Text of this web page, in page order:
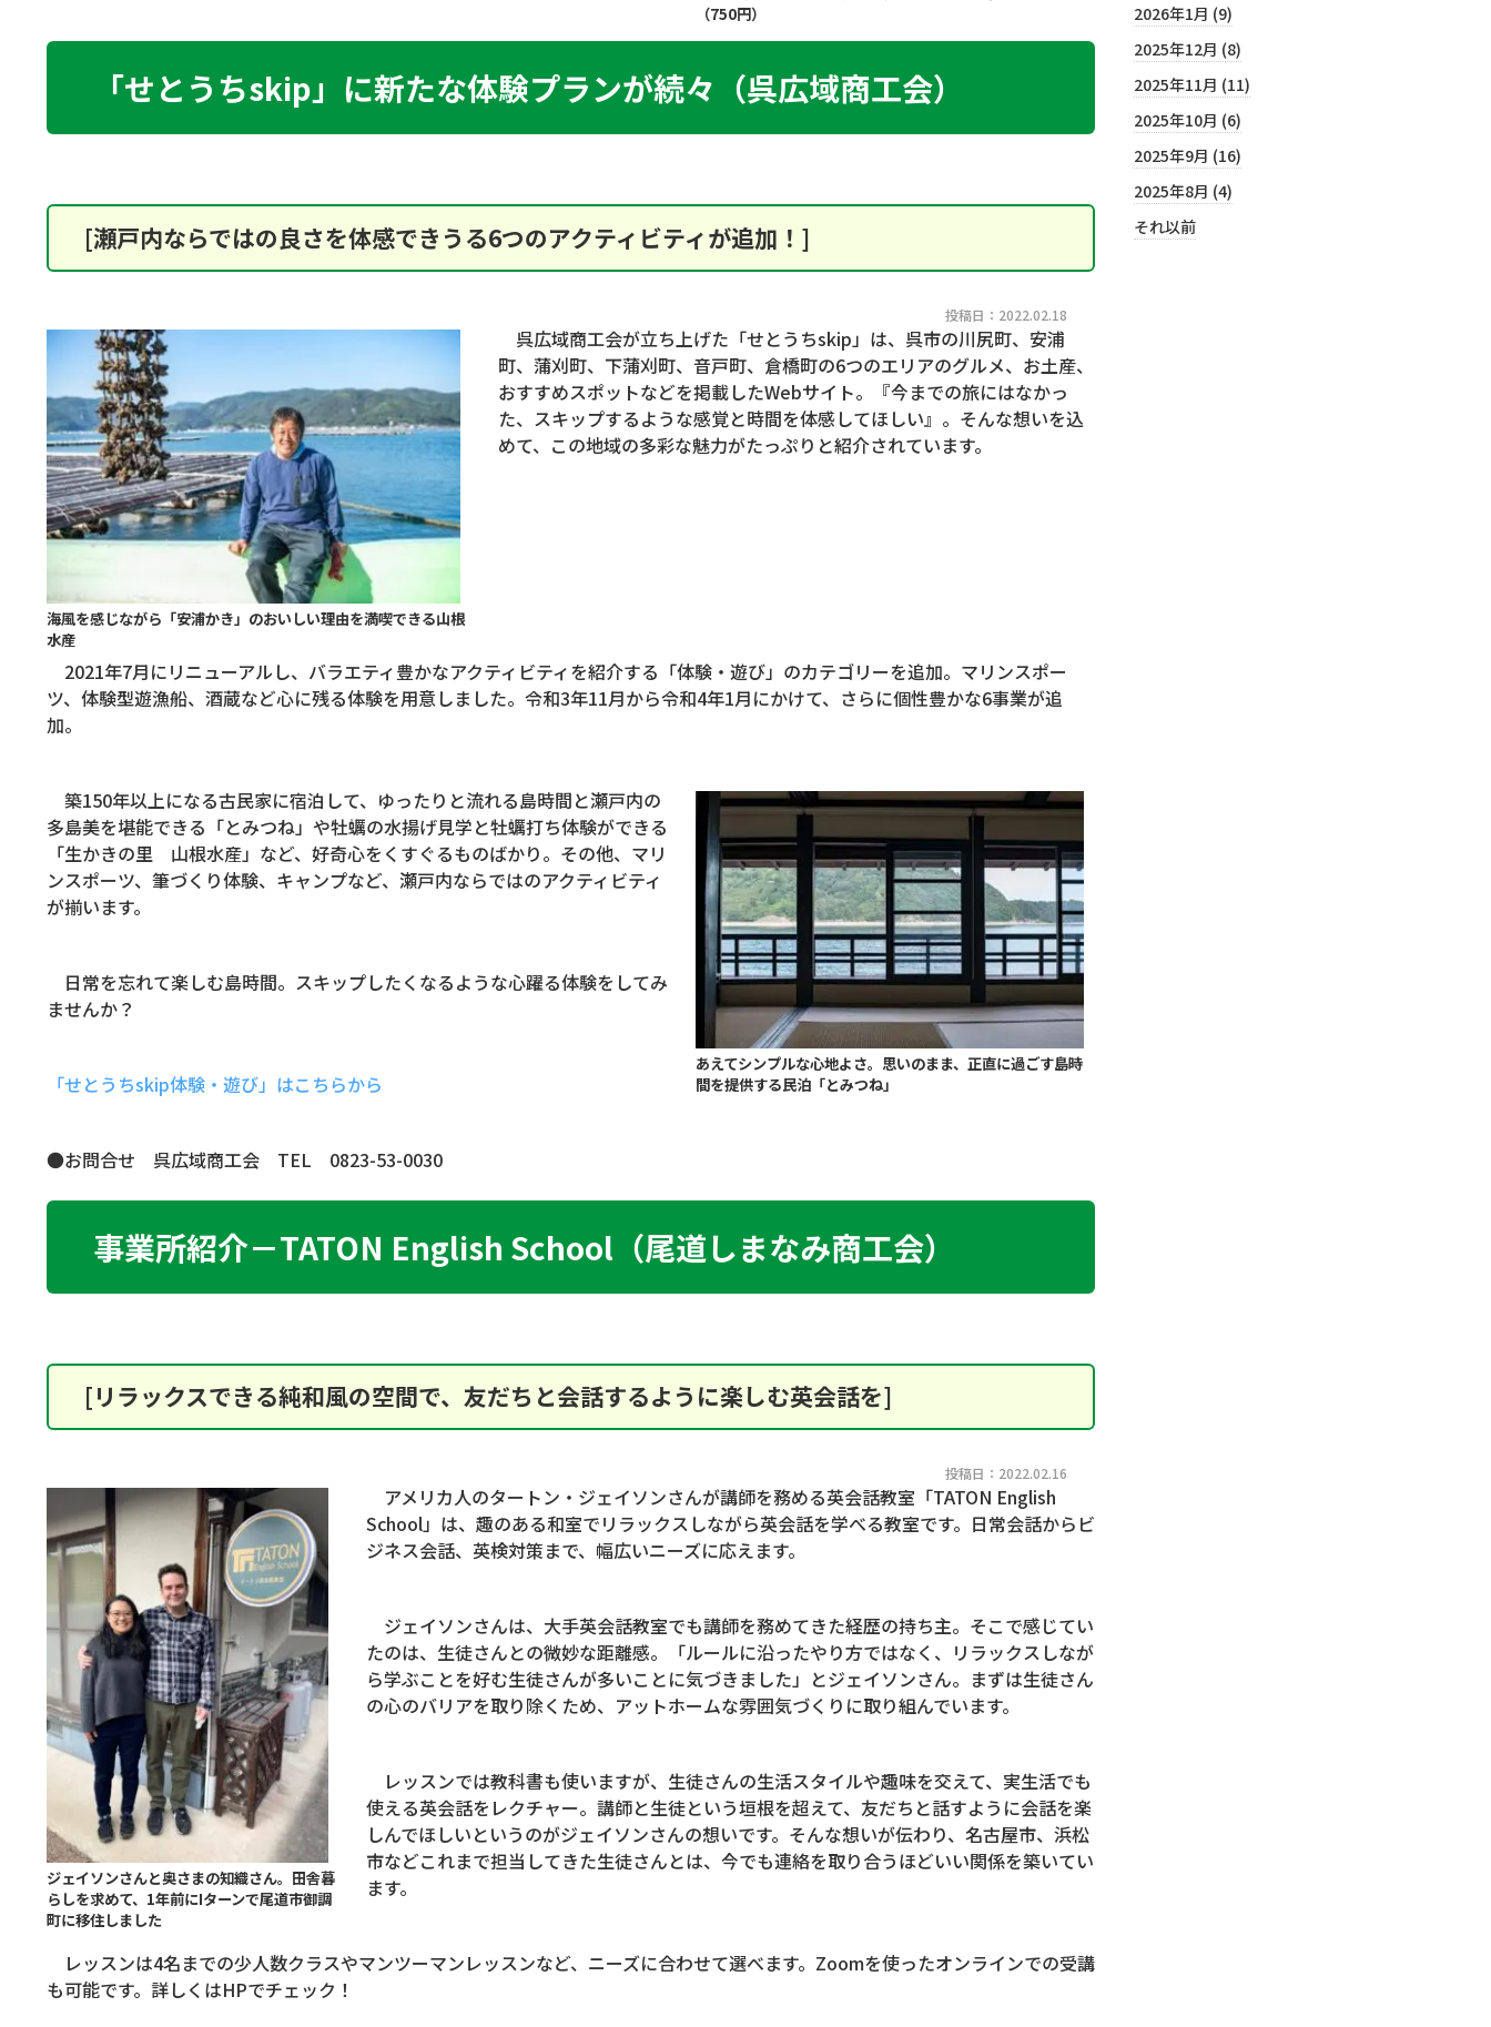
（750円）
「せとうちskip」に新たな体験プランが続々（呉広域商工会）
[瀬戸内ならではの良さを体感できうる6つのアクティビティが追加！]
投稿日：2022.02.18
海風を感じながら「安浦かき」のおいしい理由を満喫できる山根
水産
呉広域商工会が立ち上げた「せとうちskip」は、呉市の川尻町、安浦
町、蒲刈町、下蒲刈町、音戸町、倉橋町の6つのエリアのグルメ、お土産、
おすすめスポットなどを掲載したWebサイト。『今までの旅にはなかっ
た、スキップするような感覚と時間を体感してほしい』。そんな想いを込
めて、この地域の多彩な魅力がたっぷりと紹介されています。
2021年7月にリニューアルし、バラエティ豊かなアクティビティを紹介する「体験・遊び」のカテゴリーを追加。マリンスポー
ツ、体験型遊漁船、酒蔵など心に残る体験を用意しました。令和3年11月から令和4年1月にかけて、さらに個性豊かな6事業が追
加。
あえてシンプルな心地よさ。思いのまま、正直に過ごす島時
間を提供する民泊「とみつね」
築150年以上になる古民家に宿泊して、ゆったりと流れる島時間と瀬戸内の
多島美を堪能できる「とみつね」や牡蠣の水揚げ見学と牡蠣打ち体験ができる
「生かきの里 山根水産」など、好奇心をくすぐるものばかり。その他、マリ
ンスポーツ、筆づくり体験、キャンプなど、瀬戸内ならではのアクティビティ
が揃います。
日常を忘れて楽しむ島時間。スキップしたくなるような心躍る体験をしてみ
ませんか？
「せとうちskip体験・遊び」はこちらから
●お問合せ 呉広域商工会 TEL 0823-53-0030
事業所紹介－TATON English School（尾道しまなみ商工会）
[リラックスできる純和風の空間で、友だちと会話するように楽しむ英会話を]
投稿日：2022.02.16
ジェイソンさんと奥さまの知織さん。田舎暮
らしを求めて、1年前にIターンで尾道市御調
町に移住しました
アメリカ人のタートン・ジェイソンさんが講師を務める英会話教室「TATON English
School」は、趣のある和室でリラックスしながら英会話を学べる教室です。日常会話からビ
ジネス会話、英検対策まで、幅広いニーズに応えます。
ジェイソンさんは、大手英会話教室でも講師を務めてきた経歴の持ち主。そこで感じてい
たのは、生徒さんとの微妙な距離感。「ルールに沿ったやり方ではなく、リラックスしなが
ら学ぶことを好む生徒さんが多いことに気づきました」とジェイソンさん。まずは生徒さん
の心のバリアを取り除くため、アットホームな雰囲気づくりに取り組んでいます。
レッスンでは教科書も使いますが、生徒さんの生活スタイルや趣味を交えて、実生活でも
使える英会話をレクチャー。講師と生徒という垣根を超えて、友だちと話すように会話を楽
しんでほしいというのがジェイソンさんの想いです。そんな想いが伝わり、名古屋市、浜松
市などこれまで担当してきた生徒さんとは、今でも連絡を取り合うほどいい関係を築いてい
ます。
レッスンは4名までの少人数クラスやマンツーマンレッスンなど、ニーズに合わせて選べます。Zoomを使ったオンラインでの受講
も可能です。詳しくはHPでチェック！
2026年1月 (9)
2025年12月 (8)
2025年11月 (11)
2025年10月 (6)
2025年9月 (16)
2025年8月 (4)
それ以前